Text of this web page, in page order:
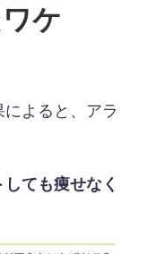
ケ
よると、アラ
ても痩せなく